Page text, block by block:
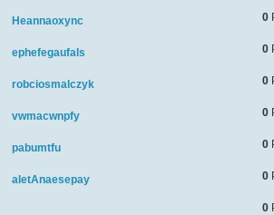
Heannaoxync 0
ephefegaufals 0
robciosmalczyk 0
vwmacwnpfy 0
pabumtfu 0
aletAnaesepay 0
0